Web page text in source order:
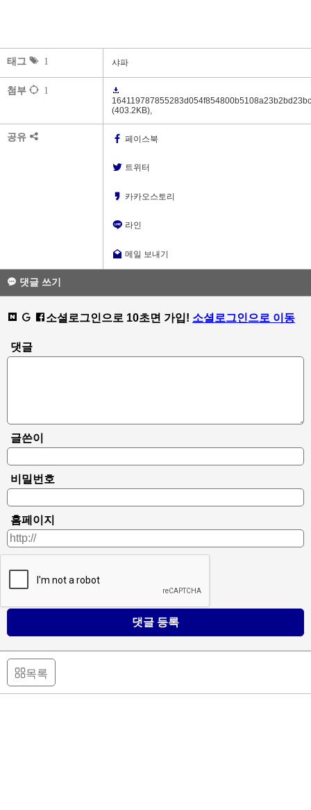
태그 1 샤파
첨부
1
(403.2KB),
공유 페이스북
트위터
카카오스토리
라인
메일 보내기
댓글 쓰기
소셜로그인으로 10초면 가입! 소셜로그인으로 이동
댓글
글쓴이
비밀번호
홈페이지
댓글 등록
목록